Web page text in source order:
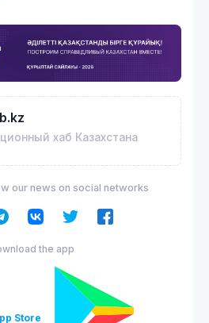
хаб Казахстана
our news on social networks
the app
Store